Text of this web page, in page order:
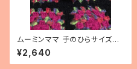
ムーミンママ 手のひらサイズぬ
いぐるみ
¥2,640